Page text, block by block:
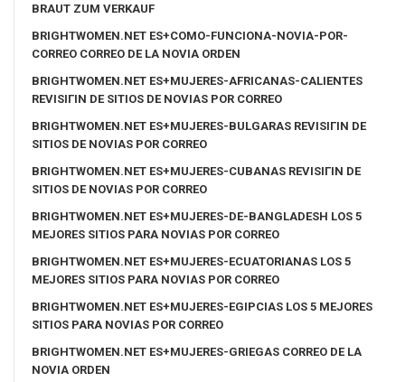
BRAUT ZUM VERKAUF
BRIGHTWOMEN.NET ES+COMO-FUNCIONA-NOVIA-POR-
CORREO CORREO DE LA NOVIA ORDEN
BRIGHTWOMEN.NET ES+MUJERES-AFRICANAS-CALIENTES
REVISIГІN DE SITIOS DE NOVIAS POR CORREO
BRIGHTWOMEN.NET ES+MUJERES-BULGARAS REVISIГІN DE
SITIOS DE NOVIAS POR CORREO
BRIGHTWOMEN.NET ES+MUJERES-CUBANAS REVISIГІN DE
SITIOS DE NOVIAS POR CORREO
BRIGHTWOMEN.NET ES+MUJERES-DE-BANGLADESH LOS 5
MEJORES SITIOS PARA NOVIAS POR CORREO
BRIGHTWOMEN.NET ES+MUJERES-ECUATORIANAS LOS 5
MEJORES SITIOS PARA NOVIAS POR CORREO
BRIGHTWOMEN.NET ES+MUJERES-EGIPCIAS LOS 5 MEJORES
SITIOS PARA NOVIAS POR CORREO
BRIGHTWOMEN.NET ES+MUJERES-GRIEGAS CORREO DE LA
NOVIA ORDEN